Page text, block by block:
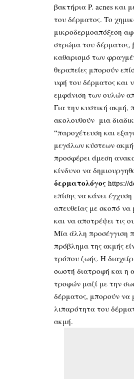
βακτήρια P. acnes και
του δέρματος. Το
μικροδερμοαπόξεση
στρώμα του δέρματος,
καθαρισμό των
θεραπείες μπορούν
υφή του δέρματος και
εμφάνιση των ουλών
Για την κυστική ακμή,
ακολουθούν μια
“παροχέτευση και
μεγάλων κύστεων
προσφέρει άμεση
κίνδυνο να
δερματολόγος https://
επίσης να κάνει
απευθείας με σκοπό να
και να αποτρέψει τις
Μία άλλη προσέγγιση
πρόβλημα της ακμής
τρόπου ζωής. Η
σωστή διατροφή και η
τροφών μαζί με την
δέρματος, μπορούν να
λιπαρότητα του
ακμή.